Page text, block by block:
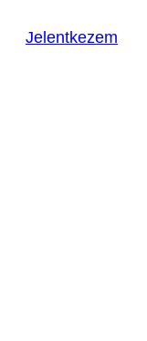
Jelentkezem